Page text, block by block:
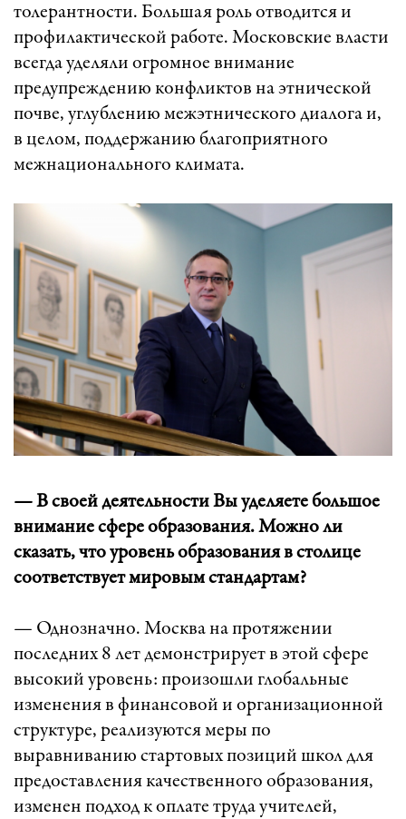
толерантности. Большая роль отводится и
профилактической работе. Московские власти
всегда уделяли огромное внимание
предупреждению конфликтов на этнической
почве, углублению межэтнического диалога и,
в целом, поддержанию благоприятного
межнационального климата.
— В своей деятельности Вы уделяете большое
внимание сфере образования. Можно ли
сказать, что уровень образования в столице
соответствует мировым стандартам?
— Однозначно. Москва на протяжении
последних 8 лет демонстрирует в этой сфере
высокий уровень: произошли глобальные
изменения в финансовой и организационной
структуре, реализуются меры по
выравниванию стартовых позиций школ для
предоставления качественного образования,
изменен подход к оплате труда учителей,